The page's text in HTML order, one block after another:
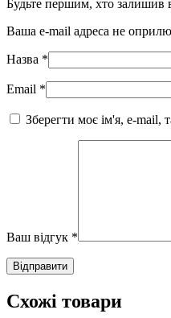
Будьте першим, хто залишив
Ваша e-mail адреса не
Назва *
Email *
Зберегти моє ім'я, e-mail,
Ваш відгук *
Схожі товари